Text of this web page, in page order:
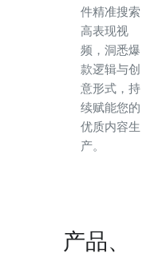
件精准搜索
高表现视
频，洞悉爆
款逻辑与创
意形式，持
续赋能您的
优质内容生
产。
产品、